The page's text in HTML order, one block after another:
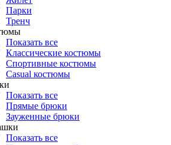
Парки
Тренч
Показать все
Классические костюмы
Спортивные костюмы
Casual костюмы
Показать все
Прямые брюки
Зауженные брюки
Показать все